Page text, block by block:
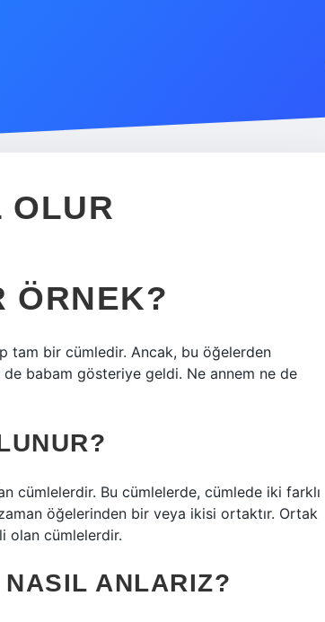
OLUR
ÖRNEK?
tam bir cümledir. Ancak, bu öğelerden
de babam gösteriye geldi. Ne annem ne de
cümlelerdir. Bu cümlelerde, cümlede iki farklı
öğelerinden bir veya ikisi ortaktır. Ortak
olan cümlelerdir.
ANLARIZ?